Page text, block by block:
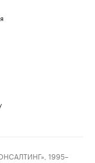
1995–